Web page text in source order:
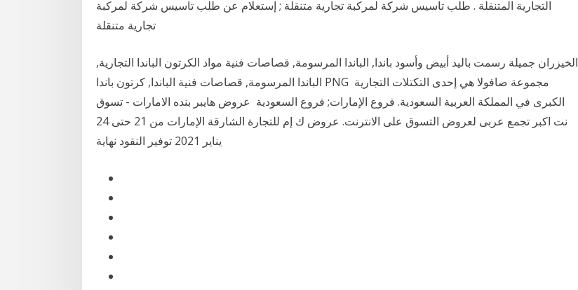
التجارية المتنقلة . طلب تاسيس شركة لمركبة تجارية متنقلة ; إستعلام عن طلب تاسيس شركة لمركبة
تجارية متنقلة
الخيزران جميلة رسمت باليد أبيض وأسود باندا, الباندا المرسومة, قصاصات فنية مواد الكرتون الباندا التجارية,
الباندا المرسومة, قصاصات فنية الباندا, كرتون باندا PNG مجموعة صافولا هي إحدى التكتلات التجارية
الكبرى في المملكة العربية السعودية. فروع الإمارات; فروع السعودية عروض هايبر بنده الامارات - تسوق
نت اكبر تجمع عربى لعروض التسوق على الانترنت. عروض ك إم للتجارة الشارقة الإمارات من 21 حتى 24